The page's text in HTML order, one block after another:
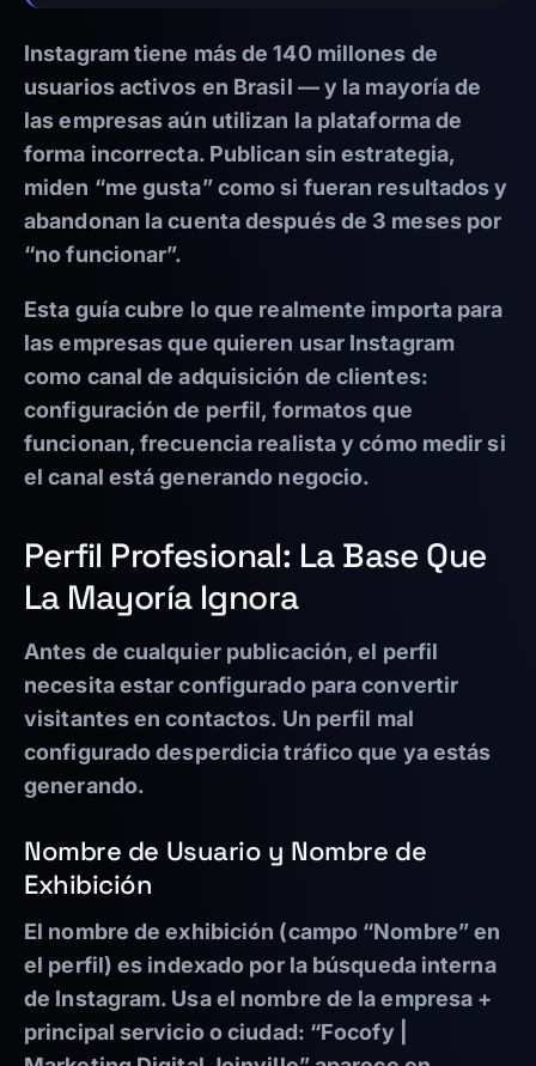
Instagram tiene más de 140 millones de
usuarios activos en Brasil — y la mayoría de
las empresas aún utilizan la plataforma de
forma incorrecta. Publican sin estrategia,
miden “me gusta” como si fueran resultados y
abandonan la cuenta después de 3 meses por
“no funcionar”.
Esta guía cubre lo que realmente importa para
las empresas que quieren usar Instagram
como canal de adquisición de clientes:
configuración de perfil, formatos que
funcionan, frecuencia realista y cómo medir si
el canal está generando negocio.
Perfil Profesional: La Base Que
La Mayoría Ignora
Antes de cualquier publicación, el perfil
necesita estar configurado para convertir
visitantes en contactos. Un perfil mal
configurado desperdicia tráfico que ya estás
generando.
Nombre de Usuario y Nombre de
Exhibición
El nombre de exhibición (campo “Nombre” en
el perfil) es indexado por la búsqueda interna
de Instagram. Usa el nombre de la empresa +
principal servicio o ciudad: “Focofy |